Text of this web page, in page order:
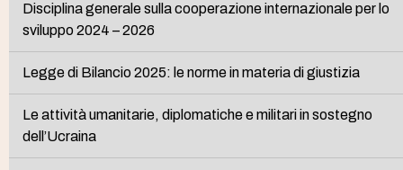
Disciplina generale sulla cooperazione internazionale per lo
sviluppo 2024 – 2026
Legge di Bilancio 2025: le norme in materia di giustizia
Le attività umanitarie, diplomatiche e militari in sostegno
dell’Ucraina